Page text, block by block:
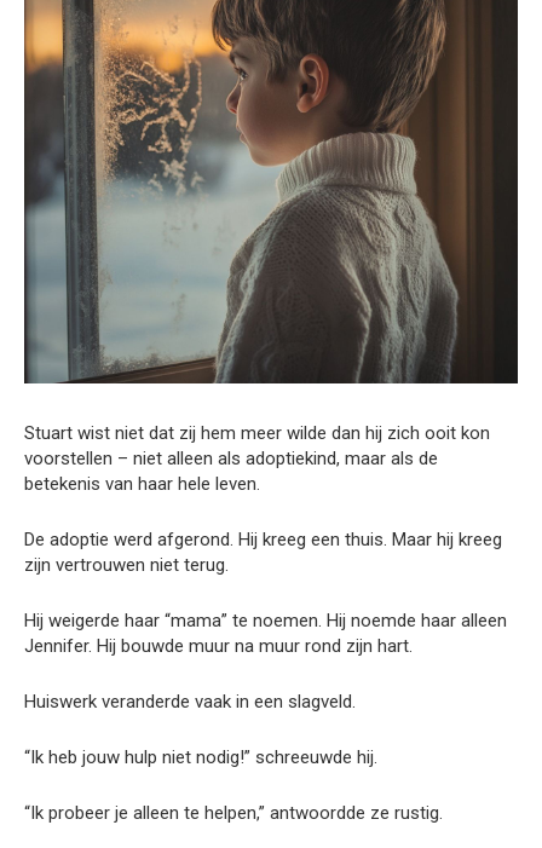
Stuart wist niet dat zij hem meer wilde dan hij zich ooit kon
voorstellen – niet alleen als adoptiekind, maar als de
betekenis van haar hele leven.
De adoptie werd afgerond. Hij kreeg een thuis. Maar hij kreeg
zijn vertrouwen niet terug.
Hij weigerde haar “mama” te noemen. Hij noemde haar alleen
Jennifer. Hij bouwde muur na muur rond zijn hart.
Huiswerk veranderde vaak in een slagveld.
“Ik heb jouw hulp niet nodig!” schreeuwde hij.
“Ik probeer je alleen te helpen,” antwoordde ze rustig.